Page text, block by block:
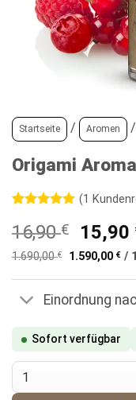
Startseite / Aromen /
Origami
mit5von
5, basierend
auf
(1
16,90€
Preis
war:
16,90
15,90
1.690,00€ 1.590,00€ /
Einordnung
Sofort verfügbar
Origami Aroma Duck